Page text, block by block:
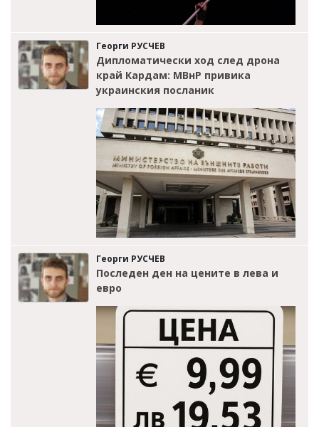
Георги РУСЧЕВ
Дипломатически ход след дрона
край Кардам: МВнР привика
украинския посланик
Георги РУСЧЕВ
Последен ден на цените в лева и
евро